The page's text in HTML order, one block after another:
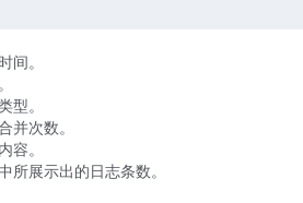
间。
型。
并次数。
容。
所展示出的日志条数。